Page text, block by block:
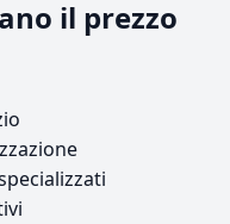
il prezzo